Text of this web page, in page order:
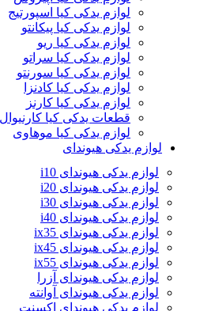
لوازم یدکی کیا اسپورتیج
لوازم یدکی کیا پیکانتو
لوازم یدکی کیا ریو
لوازم یدکی کیا سراتو
لوازم یدکی کیا سورنتو
لوازم یدکی کیا کادنزا
لوازم یدکی کیا کارنز
قطعات یدکی کیا کارنیوال
لوازم یدکی کیا موهاوی
لوازم یدکی هیوندای
لوازم یدکی هیوندای i10
لوازم یدکی هیوندای i20
لوازم یدکی هیوندای i30
لوازم یدکی هیوندای i40
لوازم یدکی هیوندای ix35
لوازم یدکی هیوندای ix45
لوازم یدکی هیوندای ix55
لوازم یدکی هیوندای آزرا
لوازم یدکی هیوندای آوانته
لوازم یدکی هیوندای اکسنت